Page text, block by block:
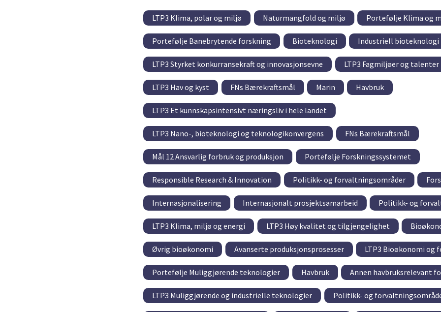
LTP3 Klima, polar og miljø Naturmangfold og miljø Portefølje Klima og
Portefølje Banebrytende forskning Bioteknologi Industriell bioteknologi
LTP3 Styrket konkurransekraft og innovasjonsevne LTP3 Fagmiljøer og talenter
LTP3 Hav og kyst FNs Bærekraftsmål Marin Havbruk
LTP3 Et kunnskapsintensivt næringsliv i hele landet
LTP3 Nano-, bioteknologi og teknologikonvergens FNs Bærekraftsmål
Mål 12 Ansvarlig forbruk og produksjon Portefølje Forskningssystemet
Responsible Research & Innovation Politikk- og forvaltningsområder
Internasjonalisering Internasjonalt prosjektsamarbeid Politikk- og
LTP3 Klima, miljø og energi LTP3 Høy kvalitet og tilgjengelighet
Øvrig bioøkonomi Avanserte produksjonsprosesser LTP3 Bioøkonomi og
Portefølje Muliggjørende teknologier Havbruk Annen havbruksrelevant
LTP3 Muliggjørende og industrielle teknologier Politikk- og